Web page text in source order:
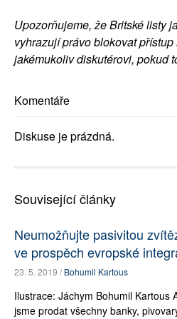
Upozorňujeme, že Britské listy
vyhrazují právo blokovat
jakémukoliv diskutérovi, pokud
Komentáře
Diskuse je prázdná.
Související články
Neumožňujte pasivitou
ve prospěch evropské
23. 5. 2019 /Bohumil Kartous
Ilustrace: Jáchym Bohumil Kartous
jsme prodat všechny banky,